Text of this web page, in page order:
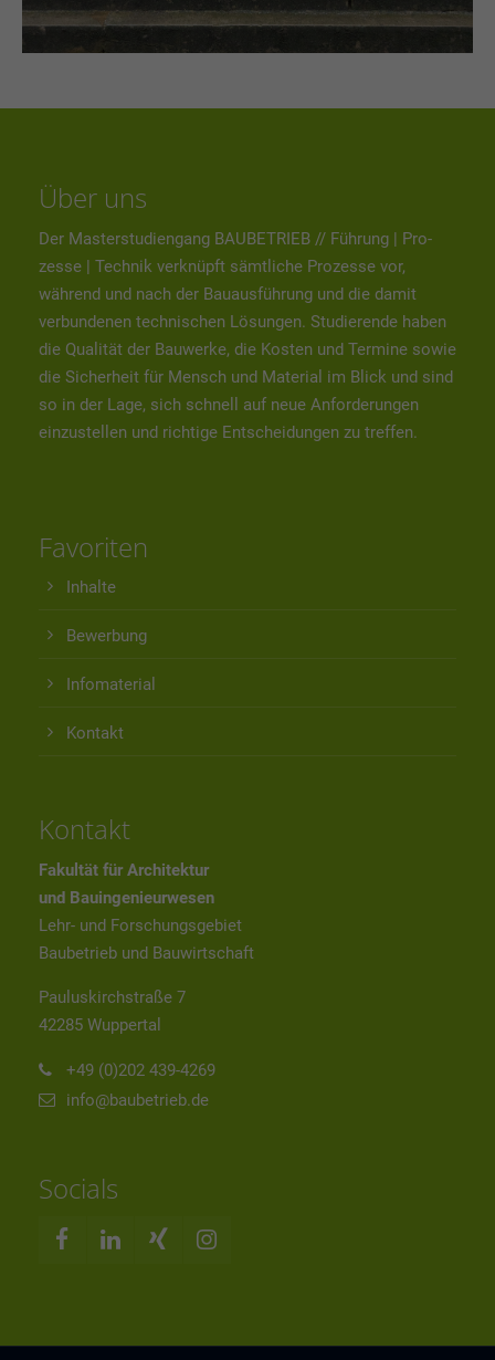
Über uns
Der Masterstudiengang BAUBETRIEB // Führung | Pro­
zesse | Technik verknüpft sämtliche Prozesse vor,
während und nach der Bauausführung und die damit
verbundenen technischen Lösungen. Studierende haben
die Qualität der Bauwerke, die Kosten und Termine sowie
die Sicherheit für Mensch und Material im Blick und sind
so in der Lage, sich schnell auf neue Anforderungen
einzustellen und richtige Entscheidungen zu treffen.
Favoriten
Inhalte
Bewerbung
Infomaterial
Kontakt
Kontakt
Fakultät für Architektur
und Bauingenieurwesen
Lehr- und Forschungsgebiet
Baubetrieb und Bauwirtschaft
Pauluskirchstraße 7
42285 Wuppertal
+49 (0)202 439-4269
info@baubetrieb.de
Socials